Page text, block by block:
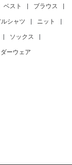
ベスト ブラウス
シャツ ニット
ソックス
ーウェア